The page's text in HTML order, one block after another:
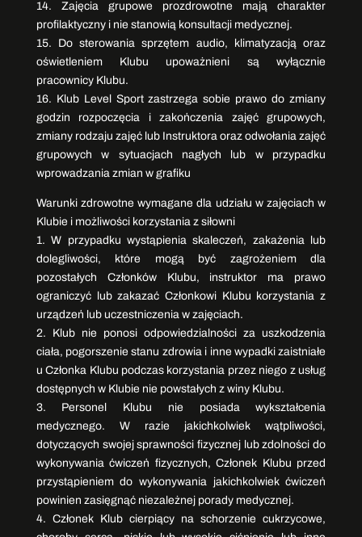
14. Zajęcia grupowe prozdrowotne mają charakter
profilaktyczny i nie stanowią konsultacji medycznej.
15. Do sterowania sprzętem audio, klimatyzacją oraz
oświetleniem Klubu upoważnieni są wyłącznie
pracownicy Klubu.
16. Klub Level Sport zastrzega sobie prawo do zmiany
godzin rozpoczęcia i zakończenia zajęć grupowych,
zmiany rodzaju zajęć lub Instruktora oraz odwołania zajęć
grupowych w sytuacjach nagłych lub w przypadku
wprowadzania zmian w grafiku
Warunki zdrowotne wymagane dla udziału w zajęciach w
Klubie i możliwości korzystania z siłowni
1. W przypadku wystąpienia skaleczeń, zakażenia lub
dolegliwości, które mogą być zagrożeniem dla
pozostałych Członków Klubu, instruktor ma prawo
ograniczyć lub zakazać Członkowi Klubu korzystania z
urządzeń lub uczestniczenia w zajęciach.
2. Klub nie ponosi odpowiedzialności za uszkodzenia
ciała, pogorszenie stanu zdrowia i inne wypadki zaistniałe
u Członka Klubu podczas korzystania przez niego z usług
dostępnych w Klubie nie powstałych z winy Klubu.
3. Personel Klubu nie posiada wykształcenia
medycznego. W razie jakichkolwiek wątpliwości,
dotyczących swojej sprawności fizycznej lub zdolności do
wykonywania ćwiczeń fizycznych, Członek Klubu przed
przystąpieniem do wykonywania jakichkolwiek ćwiczeń
powinien zasięgnąć niezależnej porady medycznej.
4. Członek Klub cierpiący na schorzenie cukrzycowe,